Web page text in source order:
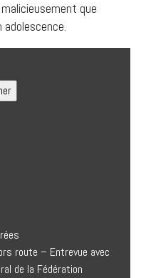
que
route – Entrevue avec
de la Fédération